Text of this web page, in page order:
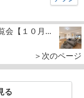
会【１０月...
＞次のページ
る